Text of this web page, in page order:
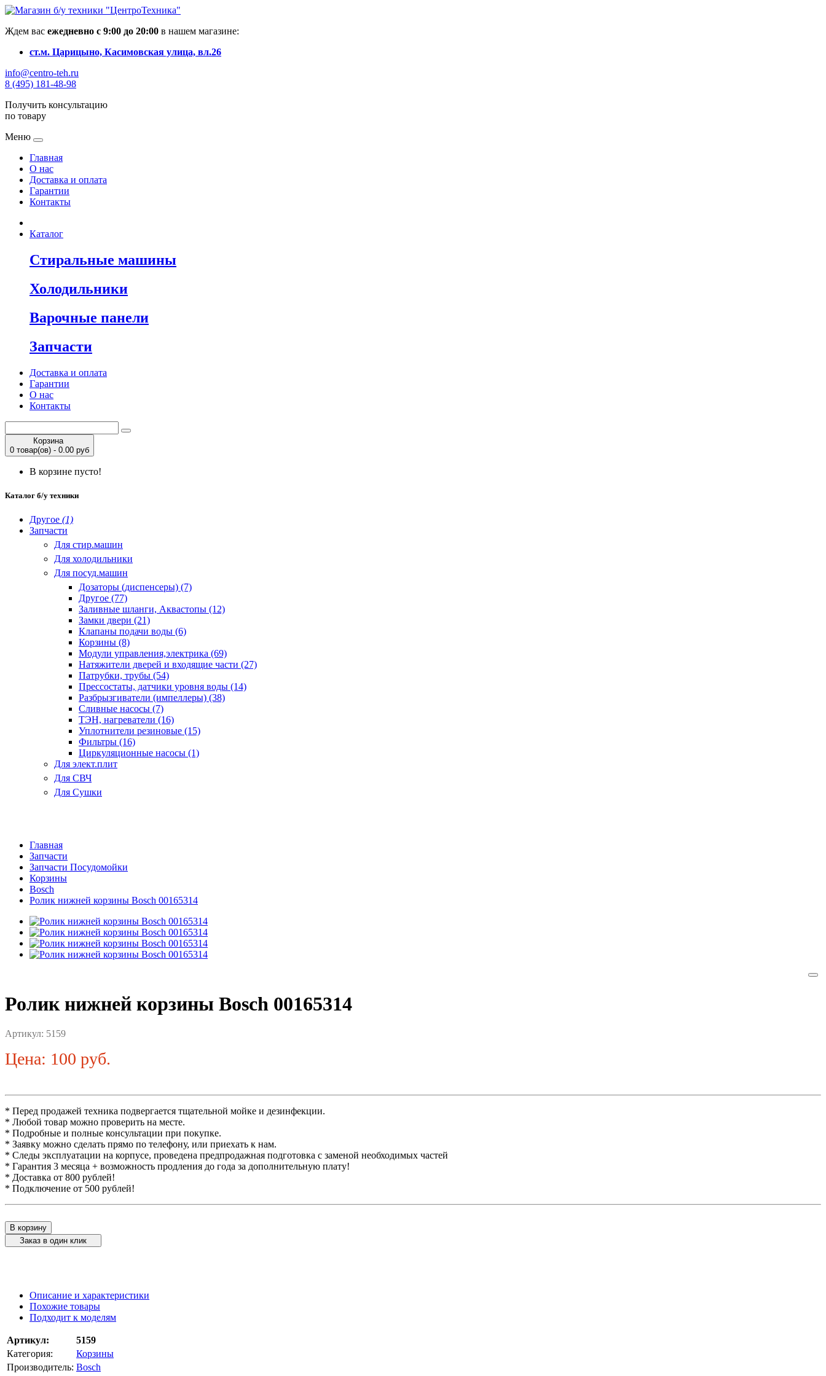
Ждем вас ежедневно с 9:00 до 20:00 в нашем магазине:
ст.м. Царицыно, Касимовская улица, вл.26
info@centro-teh.ru
8 (495) 181-48-98
Получить консультацию
по товару
Меню
Главная
О нас
Доставка и оплата
Гарантии
Контакты
Каталог
Стиральные машины
Холодильники
Варочные панели
Запчасти
Доставка и оплата
Гарантии
О нас
Контакты
Корзина
0 товар(ов) - 0.00 руб
В корзине пусто!
Каталог б/у техники
Другое (1)
Запчасти
Для стир.машин
Для холодильники
Для посуд.машин
Дозаторы (диспенсеры) (7)
Другое (77)
Заливные шланги, Аквастопы (12)
Замки двери (21)
Клапаны подачи воды (6)
Корзины (8)
Модули управления,электрика (69)
Натяжители дверей и входящие части (27)
Патрубки, трубы (54)
Прессостаты, датчики уровня воды (14)
Разбрызгиватели (импеллеры) (38)
Сливные насосы (7)
ТЭН, нагреватели (16)
Уплотнители резиновые (15)
Фильтры (16)
Циркуляционные насосы (1)
Для элект.плит
Для СВЧ
Для Сушки
Главная
Запчасти
Запчасти Посудомойки
Корзины
Bosch
Ролик нижней корзины Bosch 00165314
Ролик нижней корзины Bosch 00165314
Артикул: 5159
Цена: 100 руб.
* Перед продажей техника подвергается тщательной мойке и дезинфекции.
* Любой товар можно проверить на месте.
* Подробные и полные консультации при покупке.
* Заявку можно сделать прямо по телефону, или приехать к нам.
* Следы эксплуатации на корпусе, проведена предпродажная подготовка с заменой необходимых частей
* Гарантия 3 месяца + возможность продления до года за дополнительную плату!
* Доставка от 800 рублей!
* Подключение от 500 рублей!
В корзину
Заказ в один клик
Описание и характеристики
Похожие товары
Подходит к моделям
Артикул:
5159
Категория:
Корзины
Производитель: Bosch